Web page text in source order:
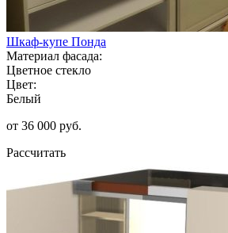
Шкаф-купе Понда
Материал фасада:
Цветное стекло
Цвет:
Белый
от 36 000 руб.
Рассчитать